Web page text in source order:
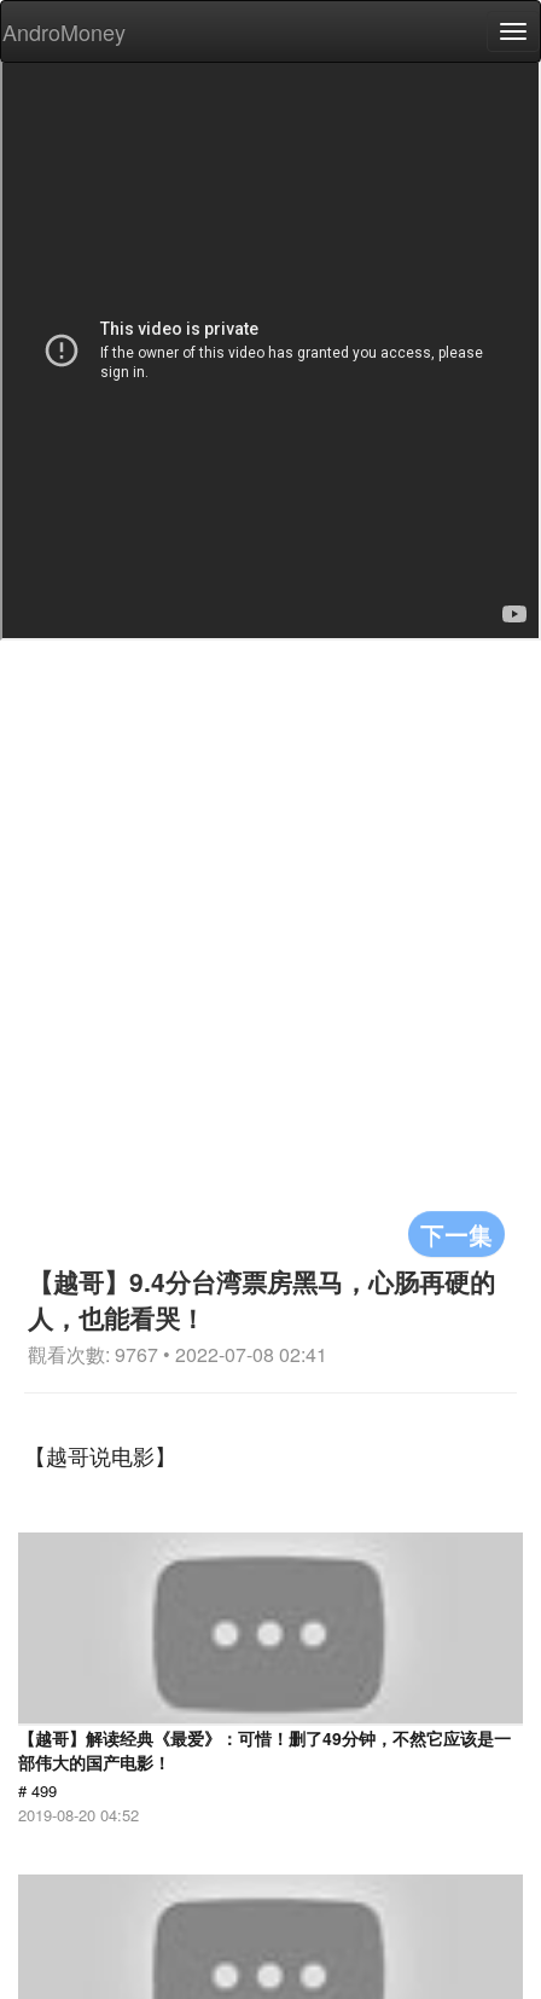
AndroMoney
下一集
【越哥】9.4分台湾票房黑马，心肠再硬的
人，也能看哭！
觀看次數: 9767 • 2022-07-08 02:41
【越哥说电影】
【越哥】解读经典《最爱》：可惜！删了49分钟，不然它应该是一
部伟大的国产电影！
# 499
2019-08-20 04:52